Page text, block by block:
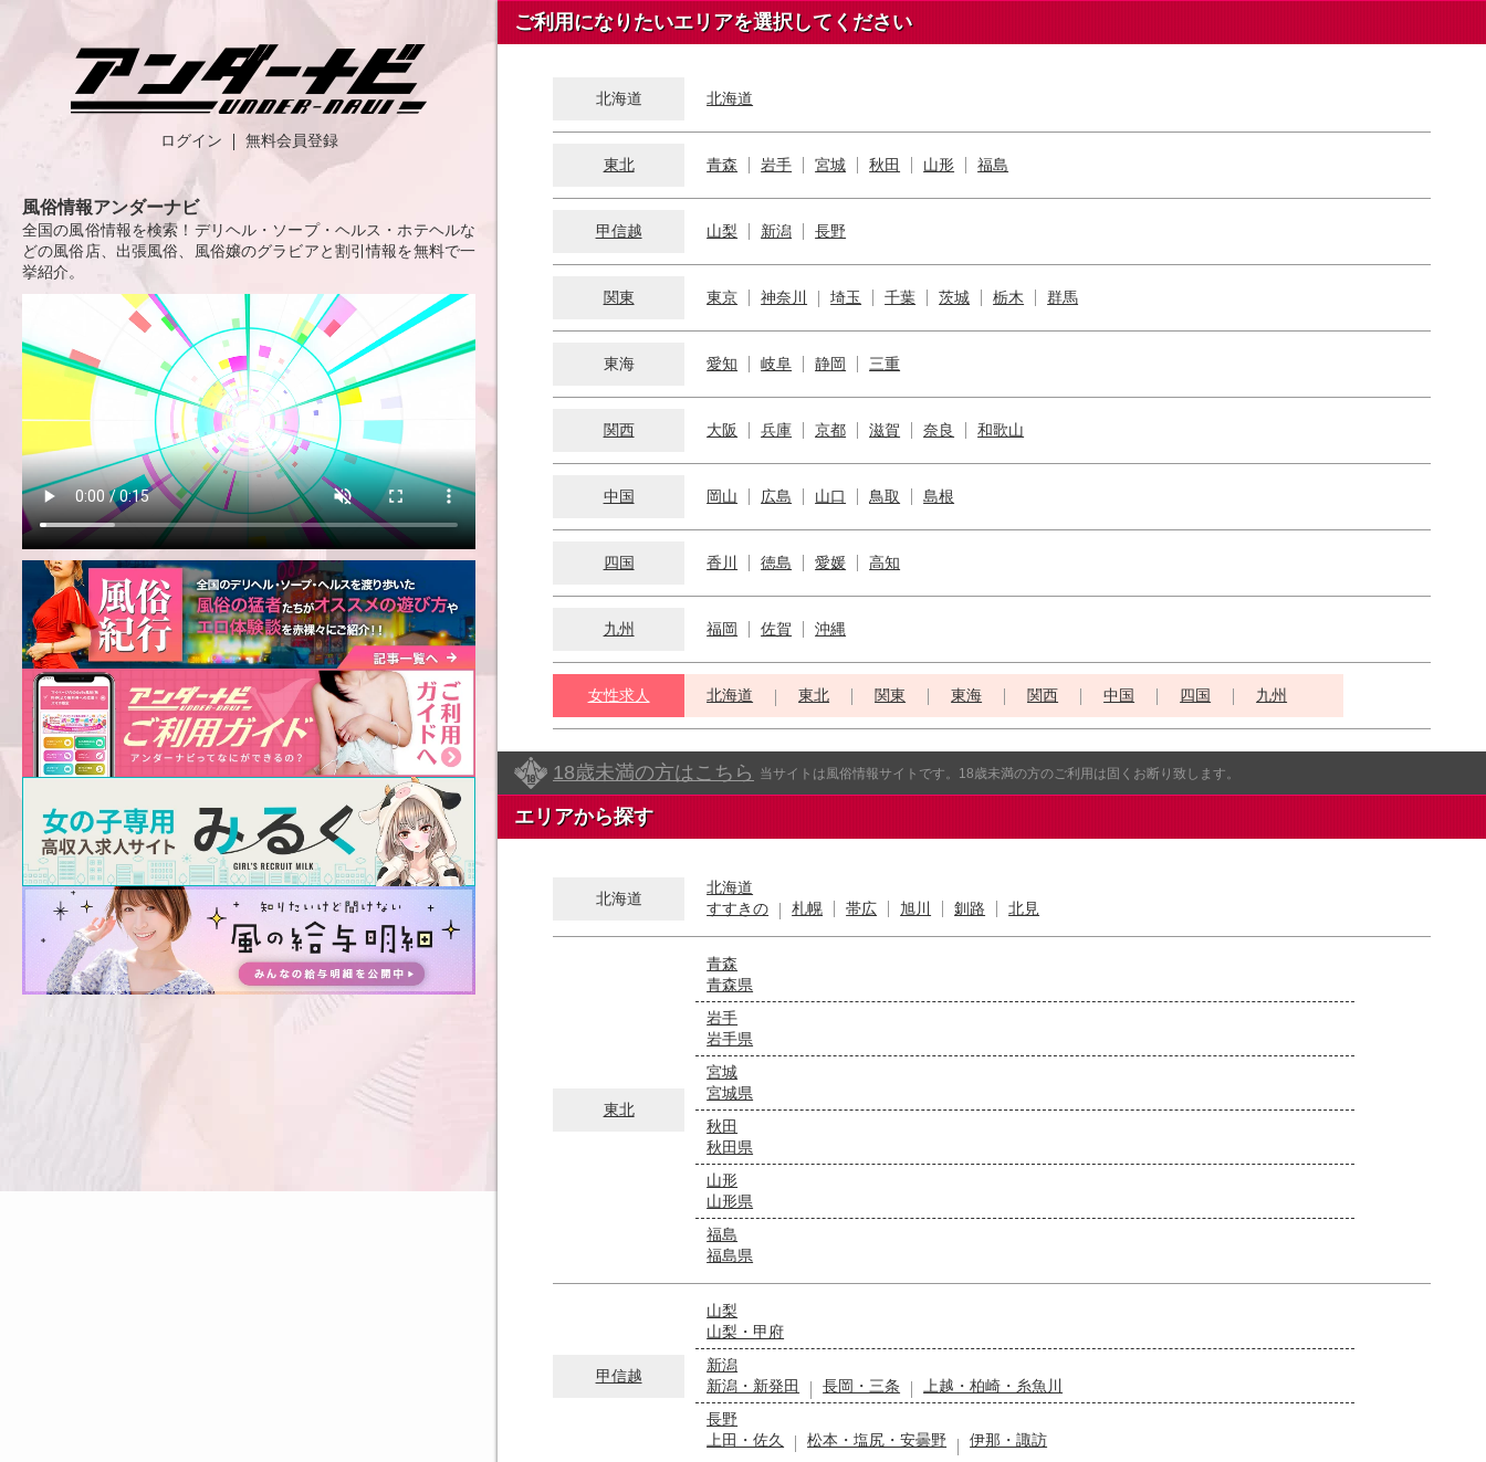
ログイン 無料会員登録
風俗情報アンダーナビ
全国の風俗情報を検索！デリヘル・ソープ・ヘルス・ホテヘルな
どの風俗店、出張風俗、風俗嬢のグラビアと割引情報を無料で一
挙紹介。
ご利用になりたいエリアを選択してください
北海道 北海道
東北 青森 岩手 宮城 秋田 山形 福島
甲信越 山梨 新潟 長野
関東 東京 神奈川 埼玉 千葉 茨城 栃木 群馬
東海 愛知 岐阜 静岡 三重
関西 大阪 兵庫 京都 滋賀 奈良 和歌山
中国 岡山 広島 山口 鳥取 島根
四国 香川 徳島 愛媛 高知
九州 福岡 佐賀 沖縄
女性求人 北海道 東北 関東 東海 関西 中国 四国 九州
18歳未満の方はこちら 当サイトは風俗情報サイトです。18歳未満の方のご利用は固くお断り致します。
エリアから探す
北海道
北海道
すすきの
札幌 帯広 旭川 釧路 北見
東北
青森
青森県
岩手
岩手県
宮城
宮城県
秋田
秋田県
山形
山形県
福島
福島県
甲信越
山梨
山梨・甲府
新潟
新潟・新発田
長岡・三条
上越・柏崎・糸魚川
長野
上田・佐久
松本・塩尻・安曇野 伊那・諏訪